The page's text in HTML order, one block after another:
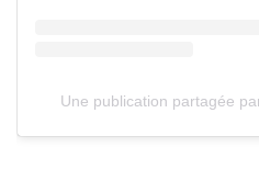
Une publication partagée